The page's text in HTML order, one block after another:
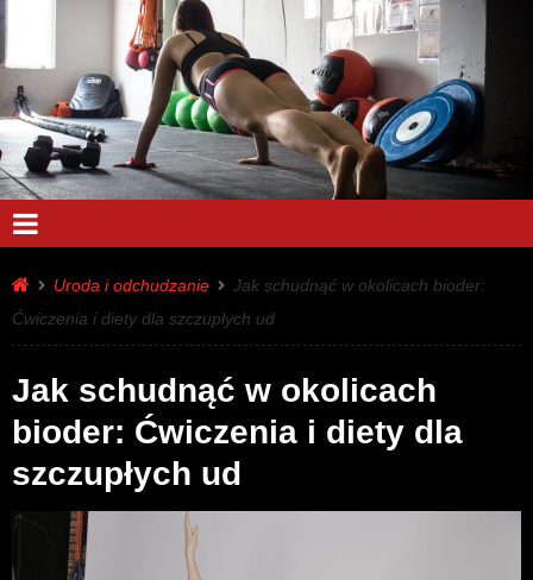
Uroda i odchudzanie
Jak schudnąć w okolicach bioder:
Ćwiczenia i diety dla szczupłych ud
Jak schudnąć w okolicach
bioder: Ćwiczenia i diety dla
szczupłych ud